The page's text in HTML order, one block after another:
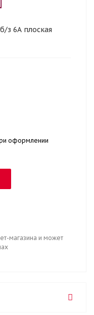
з 6А плоская
оформлении
магазина и может